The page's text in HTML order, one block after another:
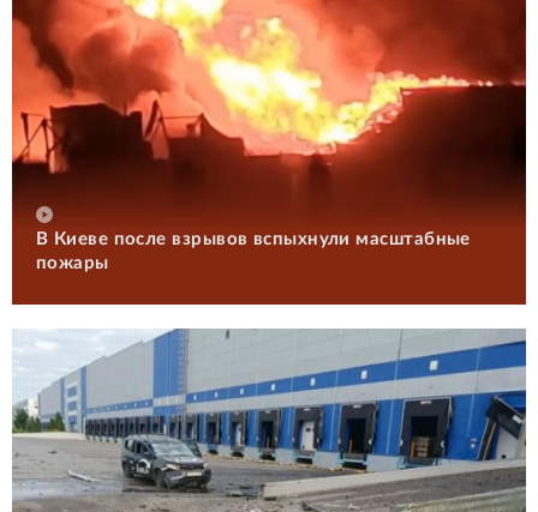
В Киеве после взрывов вспыхнули масштабные
пожары